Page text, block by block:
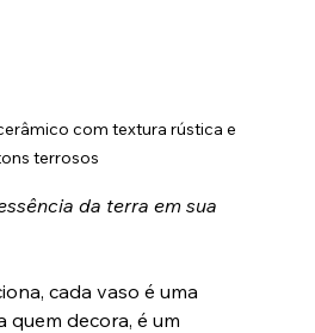
com textura rústica e
terrosos
da terra em sua
cada vaso é uma
quem decora, é um